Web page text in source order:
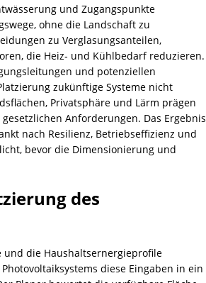
und Zugangspunkte
ohne die Landschaft zu
zu Verglasungsanteilen,
die Heiz‑ und Kühlbedarf reduzieren.
und potenziellen
zukünftige Systeme nicht
Privatsphäre und Lärm prägen
Anforderungen. Das Ergebnis
nach Resilienz, Betriebseffizienz und
bevor die Dimensionierung und
des
und die Haushaltsernergieprofile
diese Eingaben in ein